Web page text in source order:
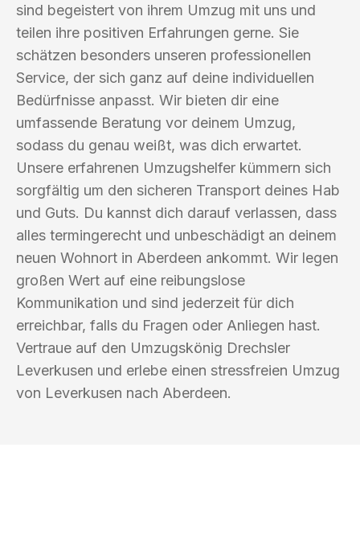
sind begeistert von ihrem Umzug mit uns und
teilen ihre positiven Erfahrungen gerne. Sie
schätzen besonders unseren professionellen
Service, der sich ganz auf deine individuellen
Bedürfnisse anpasst. Wir bieten dir eine
umfassende Beratung vor deinem Umzug,
sodass du genau weißt, was dich erwartet.
Unsere erfahrenen Umzugshelfer kümmern sich
sorgfältig um den sicheren Transport deines Hab
und Guts. Du kannst dich darauf verlassen, dass
alles termingerecht und unbeschädigt an deinem
neuen Wohnort in Aberdeen ankommt. Wir legen
großen Wert auf eine reibungslose
Kommunikation und sind jederzeit für dich
erreichbar, falls du Fragen oder Anliegen hast.
Vertraue auf den Umzugskönig Drechsler
Leverkusen und erlebe einen stressfreien Umzug
von Leverkusen nach Aberdeen.